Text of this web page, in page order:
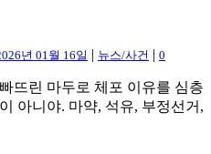
년 01월 16일 | 뉴스/사건 | 0
뜨린 마두로 체포 이유를 심층
아니야. 마약, 석유, 부정선거,